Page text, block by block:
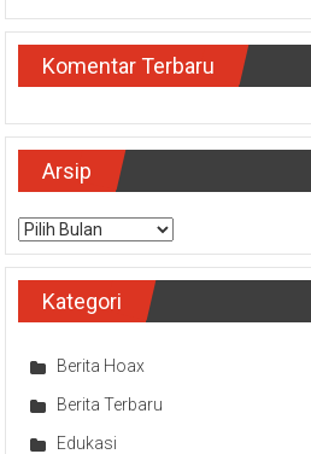
Komentar Terbaru
Arsip
Arsip
Kategori
Berita Hoax
Berita Terbaru
Edukasi